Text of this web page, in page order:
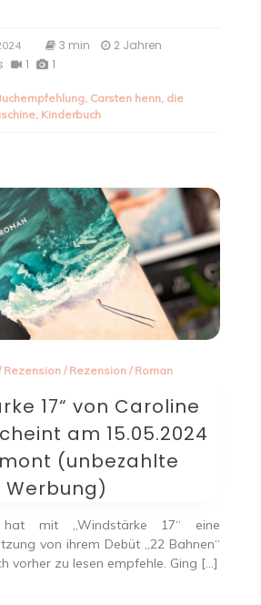
3 min
2 Jahren
1 1
, Carsten henn, die
, Kinderbuch
Rezension / Rezension / Roman
17“ von Caroline
am 15.05.2024
(unbezahlte
Werbung)
mit „Windstärke 17“ eine
von ihrem Debüt „22 Bahnen“
vorher zu lesen empfehle. Ging […]